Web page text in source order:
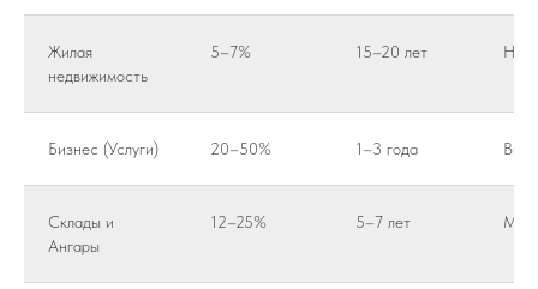
Жилая
недвижимость
5–7% 15–20 лет
Бизнес (Услуги) 20–50% 1–3 года
Склады и
Ангары
12–25% 5–7 лет